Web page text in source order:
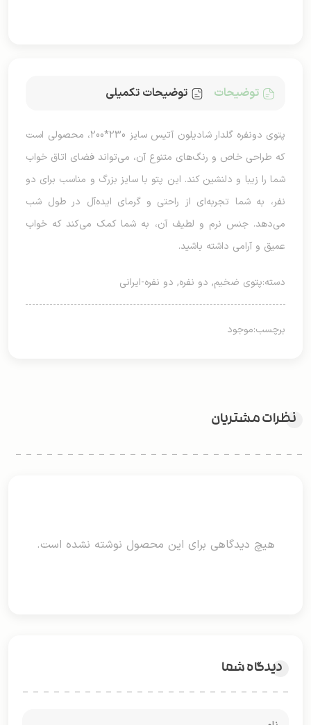
توضیحات توضیحات تکمیلی
پتوی دونفره گلدار شادیلون آتیس سایز 230*200، محصولی است
که طراحی خاص و رنگ‌های متنوع آن، می‌تواند فضای اتاق خواب
شما را زیبا و دلنشین کند. این پتو با سایز بزرگ و مناسب برای دو
نفر، به شما تجربه‌ای از راحتی و گرمای ایده‌آل در طول شب
می‌دهد. جنس نرم و لطیف آن، به شما کمک می‌کند که خواب
عمیق و آرامی داشته باشید.
دسته:پتوی ضخیم, دو نفره, دو نفره-ایرانی
برچسب:موجود
نظرات مشتریان
هیچ دیدگاهی برای این محصول نوشته نشده است.
دیدگاه شما